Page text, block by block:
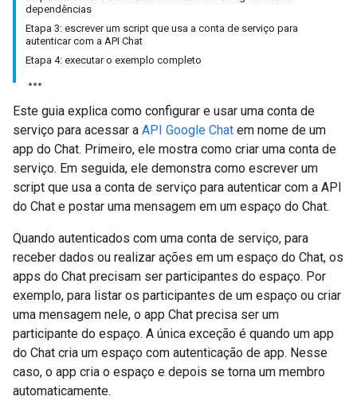
dependências
Etapa 3: escrever um script que usa a conta de serviço para
autenticar com a API Chat
Etapa 4: executar o exemplo completo
Este guia explica como configurar e usar uma conta de
serviço para acessar a API Google Chat em nome de um
app do Chat. Primeiro, ele mostra como criar uma conta de
serviço. Em seguida, ele demonstra como escrever um
script que usa a conta de serviço para autenticar com a API
do Chat e postar uma mensagem em um espaço do Chat.
Quando autenticados com uma conta de serviço, para
receber dados ou realizar ações em um espaço do Chat, os
apps do Chat precisam ser participantes do espaço. Por
exemplo, para listar os participantes de um espaço ou criar
uma mensagem nele, o app Chat precisa ser um
participante do espaço. A única exceção é quando um app
do Chat cria um espaço com autenticação de app. Nesse
caso, o app cria o espaço e depois se torna um membro
automaticamente.